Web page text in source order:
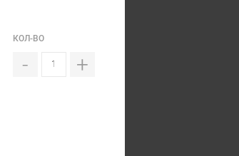
КОЛ-ВО
+
-